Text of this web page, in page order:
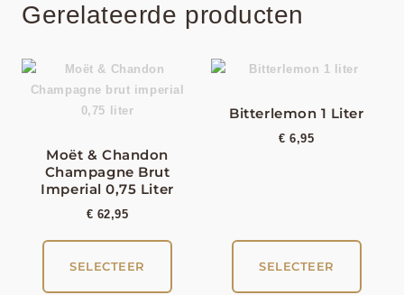
Gerelateerde producten
Moët & Chandon
Champagne Brut
Imperial 0,75 Liter
€ 62,95
SELECTEER
Bitterlemon 1 Liter
€ 6,95
SELECTEER